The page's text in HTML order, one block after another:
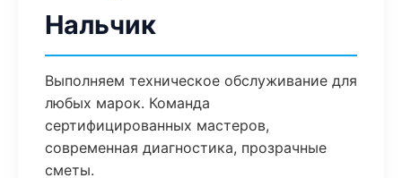
Нальчик
Выполняем техническое обслуживание для
любых марок. Команда
сертифицированных мастеров,
современная диагностика, прозрачные
сметы.